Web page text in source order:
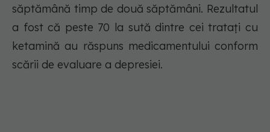
săptămână timp de două săptămâni. Rezultatul
a fost că peste 70 la sută dintre cei tratați cu
ketamină au răspuns medicamentului conform
scării de evaluare a depresiei.